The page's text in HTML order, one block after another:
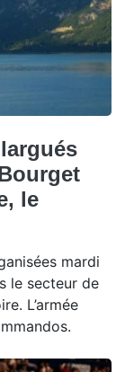
le
mardi
le secteur de
L’armée